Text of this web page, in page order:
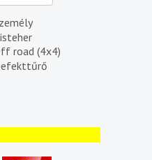
road (4x4)